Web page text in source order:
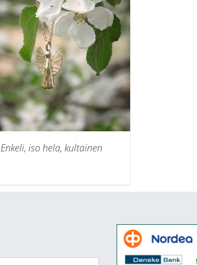
Enkeli, iso hela, kultainen